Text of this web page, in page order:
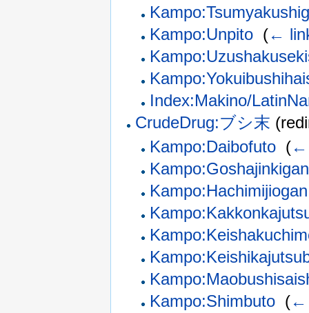
Kampo:Unpito‎ (←
Index:Makino/
CrudeDrug:ブシ末
Kampo:Daibofuto‎ (←
Kampo:Goshajinkigan
Kampo:Hachimijiogan
Kampo:Shimbuto‎ (←